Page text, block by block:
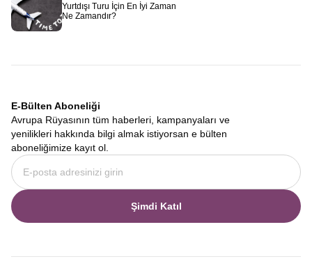
Yurtdışı Turu İçin En İyi Zaman
Ne Zamandır?
E-Bülten Aboneliği
Avrupa Rüyasının tüm haberleri, kampanyaları ve
yenilikleri hakkında bilgi almak istiyorsan e bülten
aboneliğimize kayıt ol.
Şimdi Katıl